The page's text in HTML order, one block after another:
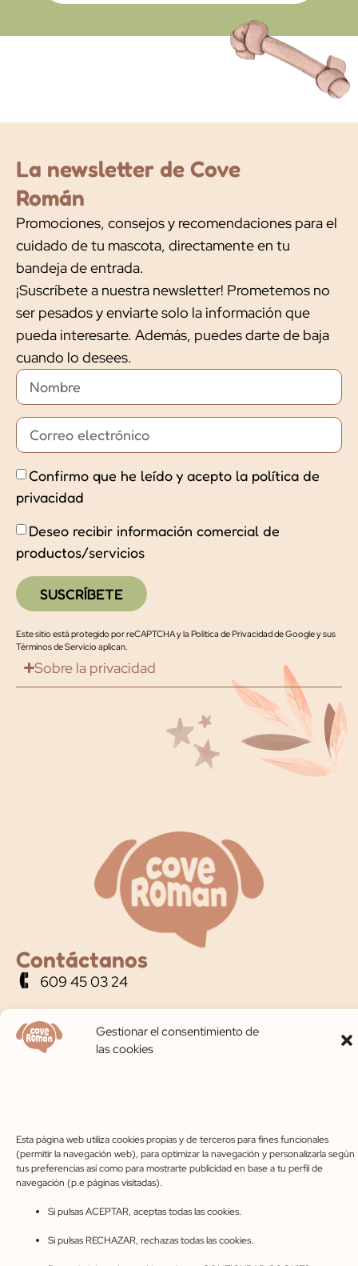
Gestionar el consentimiento de
las cookies
Esta página web utiliza cookies propias y de terceros para fines funcionales
(permitir la navegación web), para optimizar la navegación y personalizarla según
tus preferencias así como para mostrarte publicidad en base a tu perfil de
navegación (p.e páginas visitadas).
Si pulsas ACEPTAR, aceptas todas las cookies.
Si pulsas RECHAZAR, rechazas todas las cookies.
La newsletter de Cove
Román
Promociones, consejos y recomendaciones para el
cuidado de tu mascota, directamente en tu
bandeja de entrada.
¡Suscríbete a nuestra newsletter! Prometemos no
ser pesados y enviarte solo la información que
pueda interesarte. Además, puedes darte de baja
cuando lo desees.
Confirmo que he leído y acepto la política de
privacidad
Deseo recibir información comercial de
productos/servicios
SUSCRÍBETE
Este sitio está protegido por reCAPTCHA y la Política de Privacidad de Googleysus
Términos de Servicio aplican.
Sobre la privacidad
Contáctanos
609 45 03 24
coveroman@gmail.com
Condiciones de compra
Mapa del sitio
Preguntas frecuentes
© 2023 Cove Román. Web diseñada con ♥ por Masper